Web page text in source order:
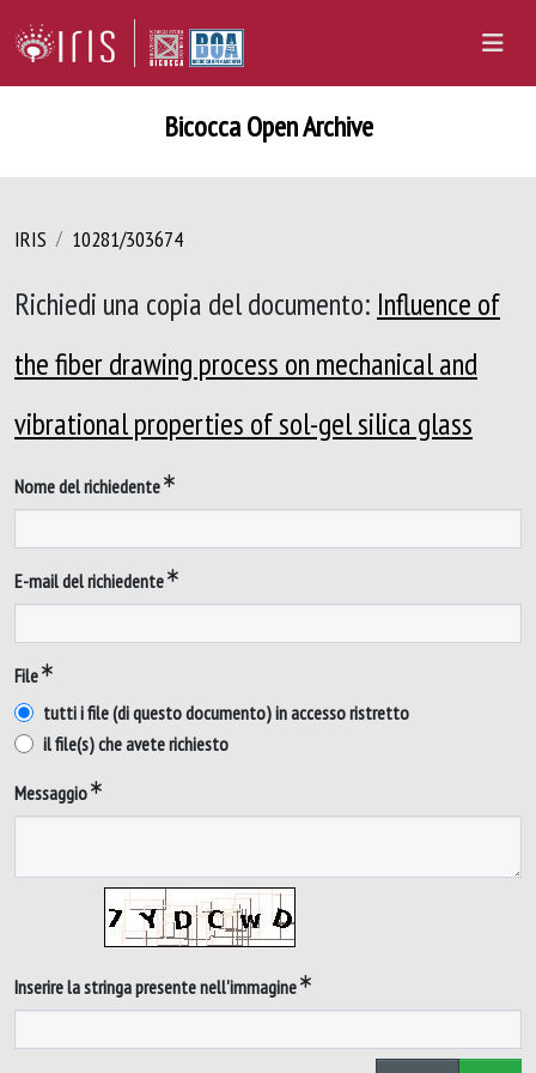
Bicocca Open Archive
IRIS 10281/303674
Richiedi una copia del documento: Influence of
the fiber drawing process on mechanical and
vibrational properties of sol-gel silica glass
Nome del richiedente
E-mail del richiedente
File
tutti i file (di questo documento) in accesso ristretto
il file(s) che avete richiesto
Messaggio
Inserire la stringa presente nell'immagine